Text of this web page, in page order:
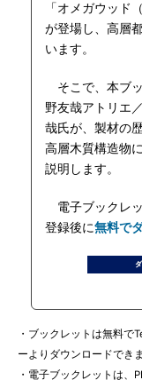
「オメガウッド
が登場し、高層
います。
そこで、本ブ
野友哉アトリエ
哉氏が、製材の
高層木質構造物
説明します。
電子ブックレ
登録後に無料で
・ブックレットは無料で
ーよりダウンロードでき
・電子ブックレットは、